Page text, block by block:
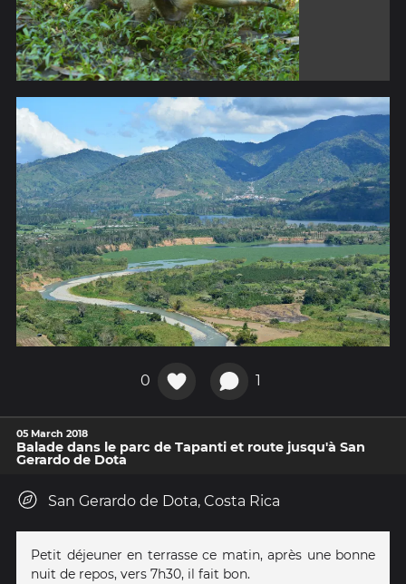
0 1
05 March 2018
Balade dans le parc de Tapanti et route jusqu'à San
Gerardo de Dota
San Gerardo de Dota, Costa Rica
Petit déjeuner en terrasse ce matin, après une bonne
nuit de repos, vers 7h30, il fait bon.